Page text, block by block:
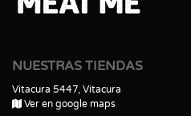
NUESTRAS TIENDAS
Vitacura 5447, Vitacura
Ver en google maps